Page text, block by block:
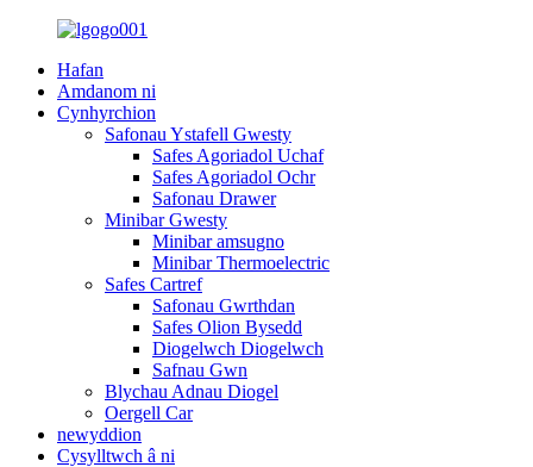
Hafan
Amdanom ni
Cynhyrchion
Safonau Ystafell Gwesty
Safes Agoriadol Uchaf
Safes Agoriadol Ochr
Safonau Drawer
Minibar Gwesty
Minibar amsugno
Minibar Thermoelectric
Safes Cartref
Safonau Gwrthdan
Safes Olion Bysedd
Diogelwch Diogelwch
Safnau Gwn
Blychau Adnau Diogel
Oergell Car
newyddion
Cysylltwch â ni